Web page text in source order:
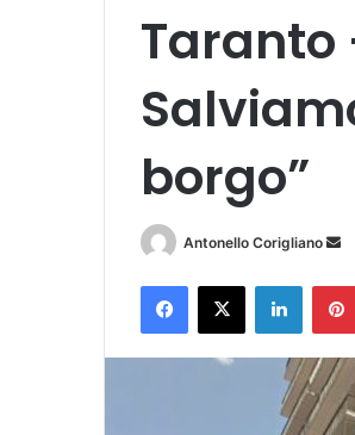
Taranto
borgo”
Antonello Corigliano
v
a
n